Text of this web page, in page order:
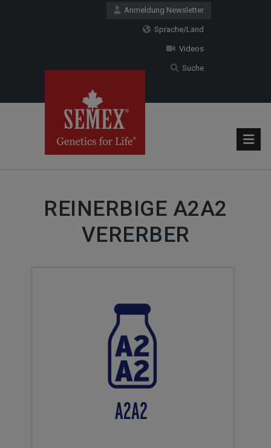
Anmeldung Newsletter
Sprache/Land
Videos
Suche
REINERBIGE A2A2
VERERBER